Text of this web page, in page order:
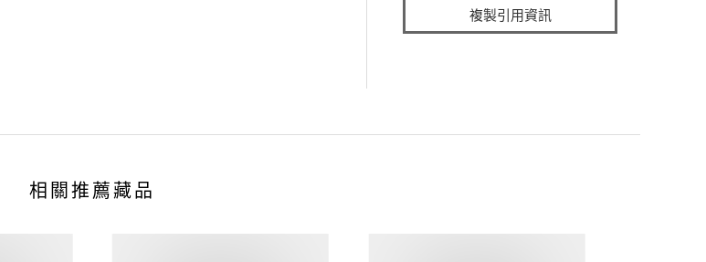
複製引用資訊
相關推薦藏品